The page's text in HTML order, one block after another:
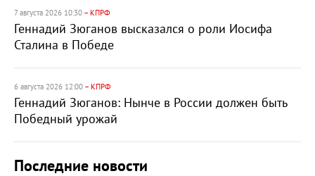
7 августа 2026 10:30 – КПРФ
Геннадий Зюганов высказался о роли Иосифа
Сталина в Победе
6 августа 2026 12:00 – КПРФ
Геннадий Зюганов: Нынче в России должен быть
Победный урожай
Последние новости